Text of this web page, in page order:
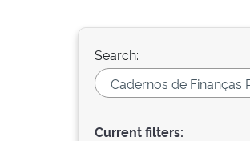
Search:
Current filters: